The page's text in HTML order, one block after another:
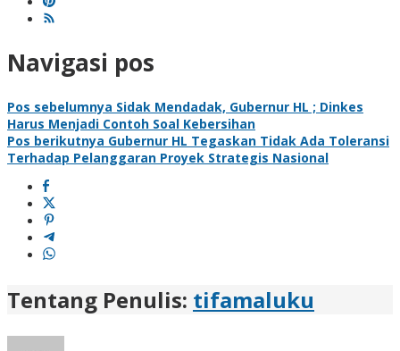
Navigasi pos
Pos sebelumnya Sidak Mendadak, Gubernur HL ; Dinkes
Harus Menjadi Contoh Soal Kebersihan
Pos berikutnya Gubernur HL Tegaskan Tidak Ada Toleransi
Terhadap Pelanggaran Proyek Strategis Nasional
Tentang Penulis: tifamaluku